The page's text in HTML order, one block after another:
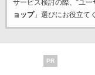
サービス検討の際、“ユ
ョップ」選びにお役立て
PR